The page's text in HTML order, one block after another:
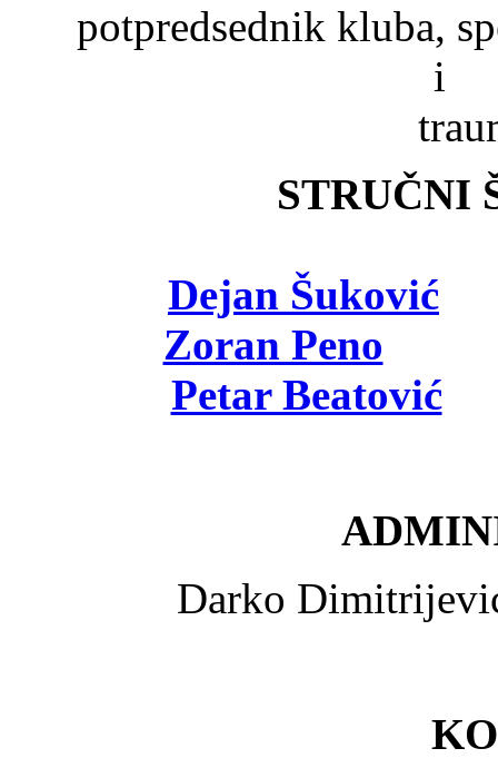
potpredsednik kluba,
STRUČNI
Dejan Šuković
Zoran Peno
Petar Beatović-
Darko